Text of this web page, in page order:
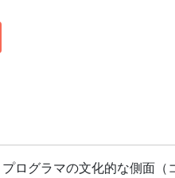
ログラマの文化的な側面（